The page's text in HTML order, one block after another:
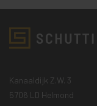
Kanaaldijk Z.W. 3
5706 LD Helmond